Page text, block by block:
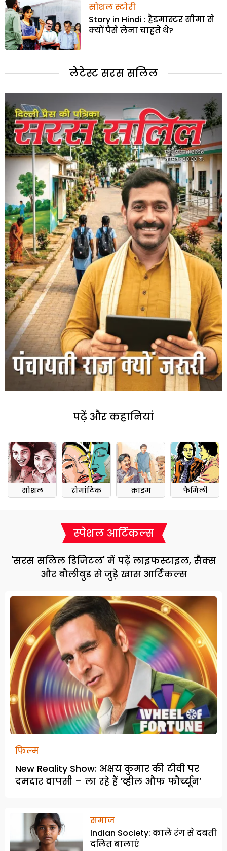
सोशल स्टोरी
Story in Hindi : हैडमास्टर सीमा से
क्यों पैसे लेना चाहते थे?
लेटेस्ट सरस सलिल
पढ़ें और कहानियां
सोशल रोमांटिक क्राइम फैमिली
स्पेशल आर्टिकल्स
'सरस सलिल डिजिटल' में पढ़ें लाइफस्टाइल, सैक्स
और बौलीवुड से जुड़े खास आर्टिकल्स
फिल्म
New Reality Show: अक्षय कुमार की टीवी पर
दमदार वापसी – ला रहे हैं ‘व्हील औफ फौर्च्यून’
समाज
Indian Society: काले रंग से दबती
दलित बालाएं